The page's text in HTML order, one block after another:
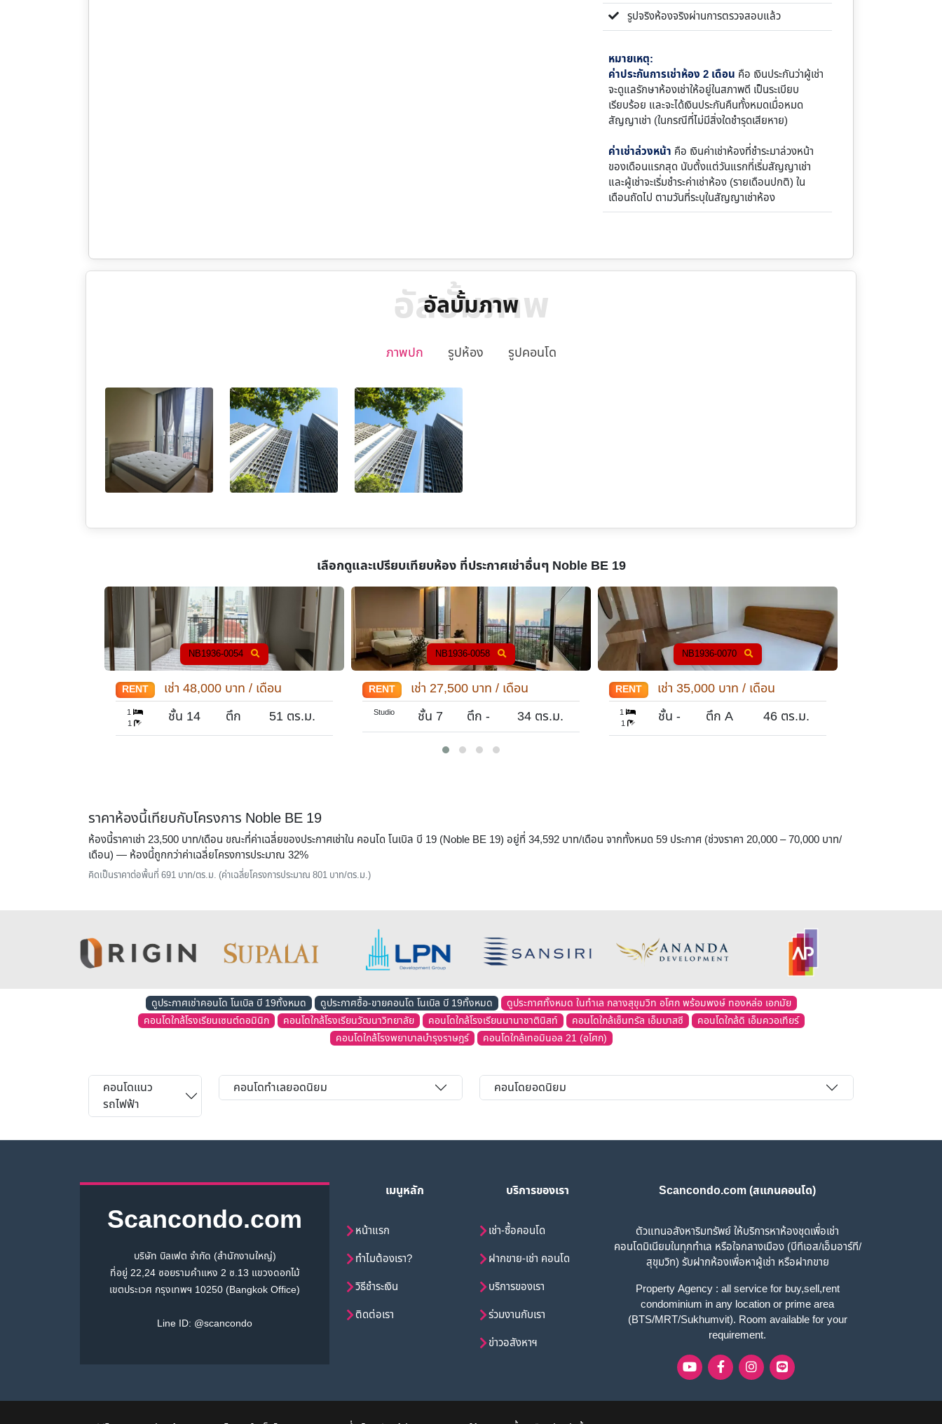
รูปจริงห้องจริงผ่านการตรวจสอบแล้ว
หมายเหตุ:
ค่าประกันการเช่าห้อง 2 เดือน คือ เงินประกันว่าผู้เช่า
จะดูแลรักษาห้องเช่าให้อยู่ในสภาพดี เป็นระเบียบ
เรียบร้อย และจะได้เงินประกันคืนทั้งหมดเมื่อหมด
สัญญาเช่า (ในกรณีที่ไม่มีสิ่งใดชำรุดเสียหาย)
ค่าเช่าล่วงหน้า คือ เงินค่าเช่าห้องที่ชำระมาล่วงหน้า
ของเดือนแรกสุด นับตั้งแต่วันแรกที่เริ่มสัญญาเช่า
และผู้เช่าจะเริ่มชำระค่าเช่าห้อง (รายเดือนปกติ) ใน
เดือนถัดไป ตามวันที่ระบุในสัญญาเช่าห้อง
อัลบั้มภาพ
อัลบั้มภาพ
ภาพปก รูปห้อง รูปคอนโด
เลือกดูและเปรียบเทียบห้อง ที่ประกาศเช่าอื่นๆNoble BE 19
NB1936-0054
RENT เช่า 48,000บาท / เดือน
1
1
ชั้น 14 ตึก 51 ตร.ม.
NB1936-0058
RENT เช่า 27,500บาท / เดือน
Studio ชั้น 7 ตึก - 34 ตร.ม.
NB1936-0070
RENT เช่า 35,000บาท / เดือน
1
1
ชั้น - ตึก A 46 ตร.ม.
ราคาห้องนี้เทียบกับโครงการ Noble BE 19
ห้องนี้ราคาเช่า 23,500 บาท/เดือน ขณะที่ค่าเฉลี่ยของประกาศเช่าใน คอนโด โนเบิล บี 19 (Noble BE 19) อยู่ที่ 34,592 บาท/เดือน จากทั้งหมด 59 ประกาศ (ช่วงราคา 20,000 – 70,000 บาท/
เดือน) — ห้องนี้ถูกกว่าค่าเฉลี่ยโครงการประมาณ 32%
คิดเป็นราคาต่อพื้นที่ 691 บาท/ตร.ม. (ค่าเฉลี่ยโครงการประมาณ 801 บาท/ตร.ม.)
ดูประกาศเช่าคอนโด โนเบิล บี 19ทั้งหมด ดูประกาศซื้อ-ขายคอนโด โนเบิล บี 19ทั้งหมด
ดูประกาศทั้งหมด ในทำเล กลางสุขุมวิท อโศก พร้อมพงษ์ ทองหล่อ เอกมัย
คอนโดใกล้โรงเรียนเซนต์ดอมินิก
คอนโดใกล้โรงเรียนวัฒนาวิทยาลัย คอนโดใกล้โรงเรียนนานาชาตินิสท์ คอนโดใกล้เซ็นทรัล เอ็มบาสซี
คอนโดใกล้ดิ เอ็มควอเทียร์
คอนโดใกล้โรงพยาบาลบำรุงราษฎร์
คอนโดใกล้เทอมินอล 21 (อโศก)
คอนโดแนว
รถไฟฟ้า
คอนโดทำเลยอดนิยม คอนโดยอดนิยม
Scancondo.com
บริษัท บิลเฟต จำกัด (สำนักงานใหญ่)
ที่อยู่ 22,24 ซอยรามคำแหง 2 ซ.13 แขวงดอกไม้
เขตประเวศ กรุงเทพฯ 10250 (Bangkok Office)
Line ID: @scancondo
เมนูหลัก
หน้าแรก
ทำไมต้องเรา?
วิธีชำระเงิน
ติดต่อเรา
บริการของเรา
เช่า-ซื้อคอนโด
ฝากขาย-เช่า คอนโด
บริการของเรา
ร่วมงานกับเรา
ข่าวอสังหาฯ
Scancondo.com (สแกนคอนโด)
ตัวแทนอสังหาริมทรัพย์ ให้บริการหาห้องชุดเพื่อเช่า
คอนโดมิเนียมในทุกทำเล หรือใจกลางเมือง (บีทีเอส/เอ็มอาร์ที/
สุขุมวิท) รับฝากห้องเพื่อหาผู้เช่า หรือฝากขาย
Property Agency : all service for buy,sell,rent
condominium in any location or prime area
(BTS/MRT/Sukhumvit). Room available for your
requirement.